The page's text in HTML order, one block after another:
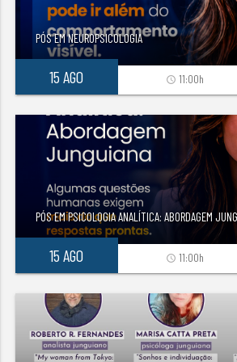
PÓS EM NEUROPSICOLOGIA
15 AGO access_time 11:00h
PÓS EM PSICOLOGIA ANALÍTICA: ABORDAGEM
15 AGO access_time 11:00h